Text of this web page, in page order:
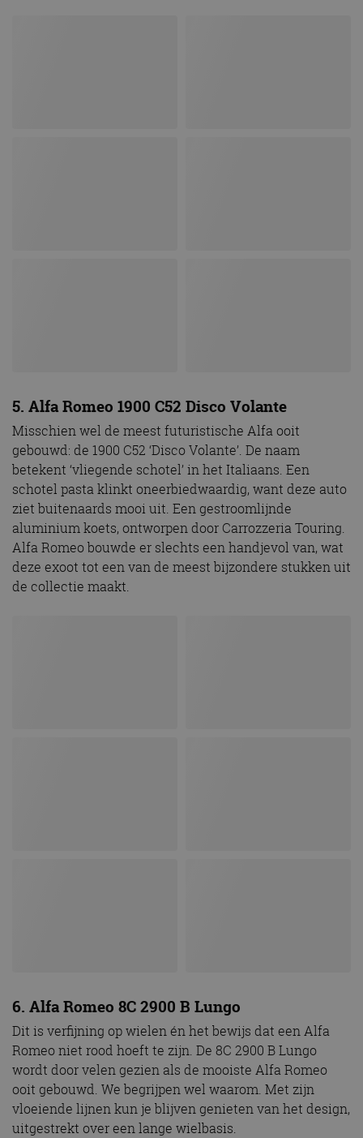
5. Alfa Romeo 1900 C52 Disco Volante
Misschien wel de meest futuristische Alfa ooit
gebouwd: de 1900 C52 ‘Disco Volante’. De naam
betekent ‘vliegende schotel’ in het Italiaans. Een
schotel pasta klinkt oneerbiedwaardig, want deze auto
ziet buitenaards mooi uit. Een gestroomlijnde
aluminium koets, ontworpen door Carrozzeria Touring.
Alfa Romeo bouwde er slechts een handjevol van, wat
deze exoot tot een van de meest bijzondere stukken uit
de collectie maakt.
6. Alfa Romeo 8C 2900 B Lungo
Dit is verfijning op wielen én het bewijs dat een Alfa
Romeo niet rood hoeft te zijn. De 8C 2900 B Lungo
wordt door velen gezien als de mooiste Alfa Romeo
ooit gebouwd. We begrijpen wel waarom. Met zijn
vloeiende lijnen kun je blijven genieten van het design,
uitgestrekt over een lange wielbasis.